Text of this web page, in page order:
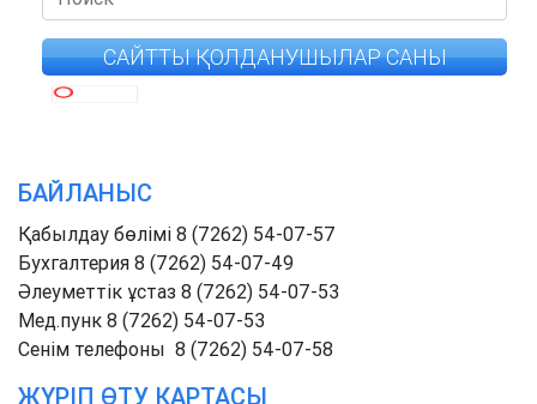
САЙТТЫ ҚОЛДАНУШЫЛАР САНЫ
БАЙЛАНЫС
Қабылдау бөлімі 8 (7262) 54-07-57
Бухгалтерия 8 (7262) 54-07-49
Әлеуметтік ұстаз 8 (7262) 54-07-53
Мед.пунк 8 (7262) 54-07-53
Cенім телефоны 8 (7262) 54-07-58
ЖҮРІП ӨТУ КАРТАСЫ